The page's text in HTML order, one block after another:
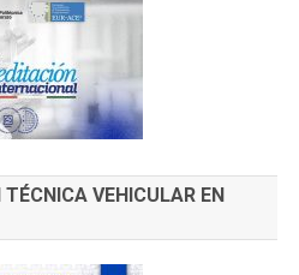
TÉCNICA VEHICULAR EN